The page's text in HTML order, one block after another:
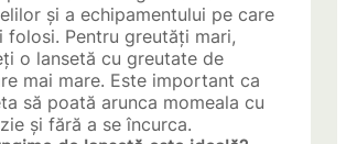
și a echipamentului pe care
folosi. Pentru greutăți mari,
o lansetă cu greutate de
mai mare. Este important ca
să poată arunca momeala cu
și fără a se încurca.